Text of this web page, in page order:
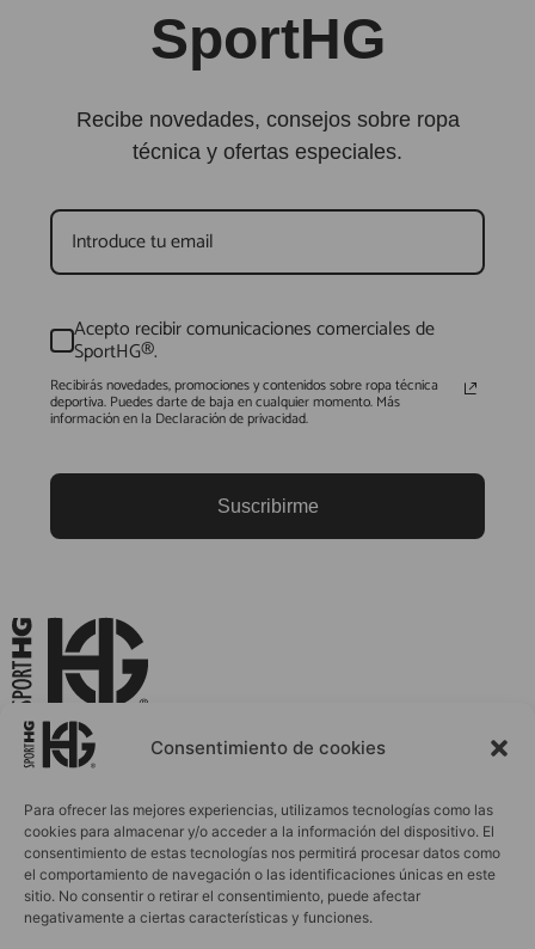
Consentimiento de cookies
Para ofrecer las mejores experiencias, utilizamos tecnologías como las
cookies para almacenar y/o acceder a la información del dispositivo. El
consentimiento de estas tecnologías nos permitirá procesar datos como
el comportamiento de navegación o las identificaciones únicas en este
sitio. No consentir o retirar el consentimiento, puede afectar
negativamente a ciertas características y funciones.
SportHG
Recibe novedades, consejos sobre ropa
técnica y ofertas especiales.
Acepto recibir comunicaciones comerciales de
SportHG®.
Recibirás novedades, promociones y contenidos sobre ropa técnica
deportiva. Puedes darte de baja en cualquier momento. Más
información en la Declaración de privacidad.
Suscribirme
La Ropa Deportiva que Evoluciona Contigo
INICIO
MUJER
HOMBRE
ACCESORIOS
PERSONALIZACIONES
BLOG